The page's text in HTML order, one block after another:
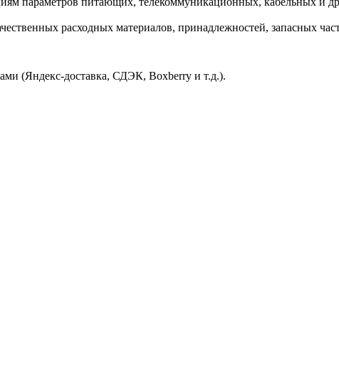
расходных материалов, принадлежностей, запасных
(Яндекс-доставка, СДЭК, Boxberry и т.д.).